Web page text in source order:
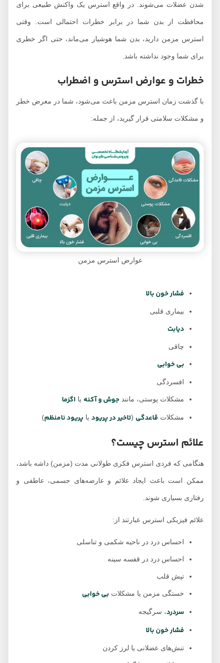
شدن عضلات می‌شوند. در واقع استرس یک واکنش طبیعی برای
محافظت از بدن شما در برابر خطرات احتمالی است. وقتی
استرس مزمن دارید، بدن شما هوشیار می‌ماند، حتی اگر خطری
برای شما وجود نداشته باشد.
خطرات و عوارض استرس و اضطراب
با گذشت زمان استرس مزمن باعث می‌شود، شما در معرض خطر
و مشکلات سلامتی قرار گیرید، از جمله:
عوارض استرس مزمن
فشار خون بالا
بیماری قلبی
دیابت
چاقی
بی خوابی
افسردگی
مشکلات پوستی، مانند جوش و آکنهیااگزما
مشکلاتقاعدگی(تاخیر در پریودیاپریود نامنظم)
علائم استرس چیست؟
هنگامی که فردی استرس فکری طولانی مدت (مزمن) داشه باشد،
ممکن است باعث ایجاد علائم و عارضه‌های جسمی، عاطفی و
رفتاری بسیاری شوند.
علائم فیزیکی استرس عبارتند از:
احساس درد در ناحیه‌ شکمی و تناسلی
احساس درد در قفسه سینه
تپش قلب
خستگی مزمن یا مشکلاتبی خوابی
سردرد، سرگیجه
فشار خون بالا
تنش‌های عضلانی یا لرز کردن